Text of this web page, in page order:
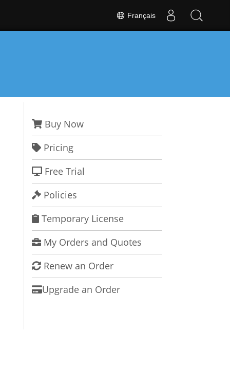
Français
Buy Now
Pricing
Free Trial
Policies
Temporary License
My Orders and Quotes
Renew an Order
Upgrade an Order